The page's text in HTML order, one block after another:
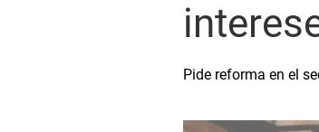
Pide reforma en el